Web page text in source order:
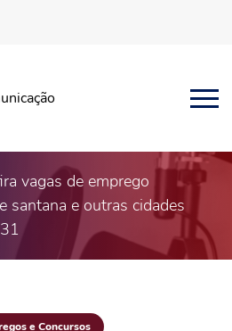
vagas de emprego
santana e outras cidades
e Concursos